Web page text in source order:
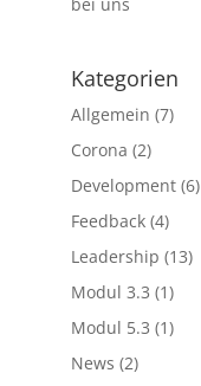
Kategorien
Allgemein (7)
Corona (2)
Development(6)
Feedback(4)
Leadership (13)
Modul 3.3 (1)
Modul 5.3 (1)
News (2)